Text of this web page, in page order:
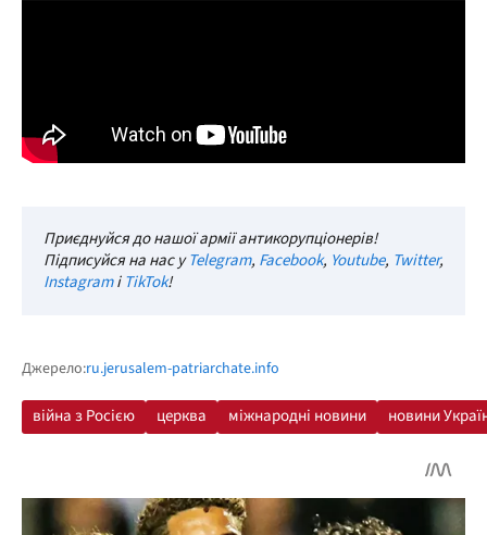
Приєднуйся до нашої армії антикорупціонерів!
Підписуйся на нас уTelegram, Facebook, Youtube, Twitter,
InstagramіTikTok!
Джерело:ru.jerusalem-patriarchate.info
війна з Росією церква міжнародні новини новини